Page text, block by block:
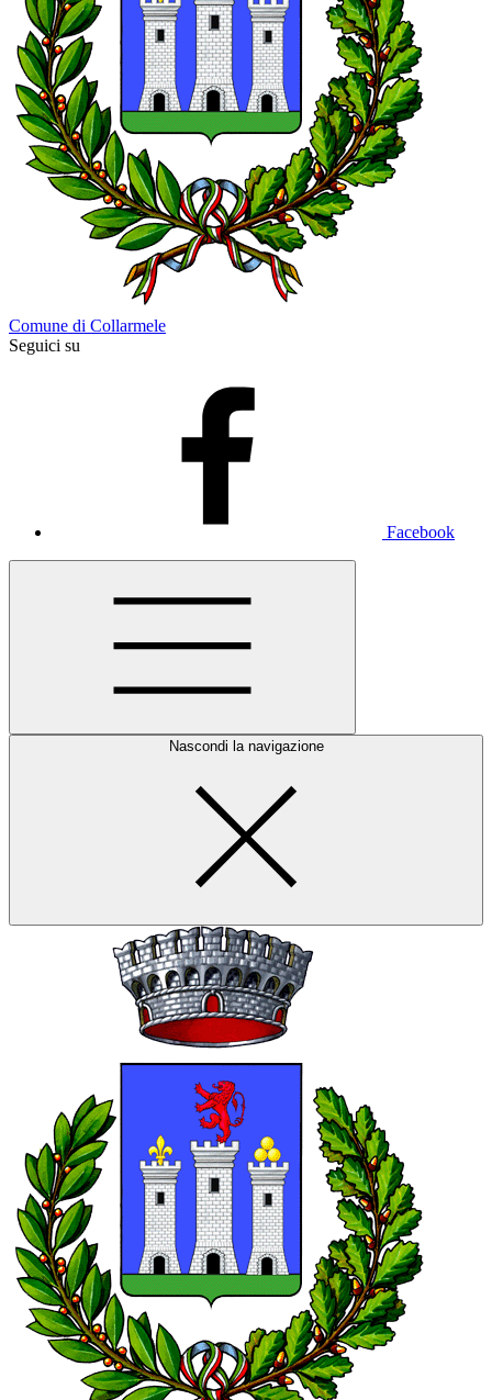
Comune di Collarmele
Seguici su
Facebook
Nascondi la navigazione